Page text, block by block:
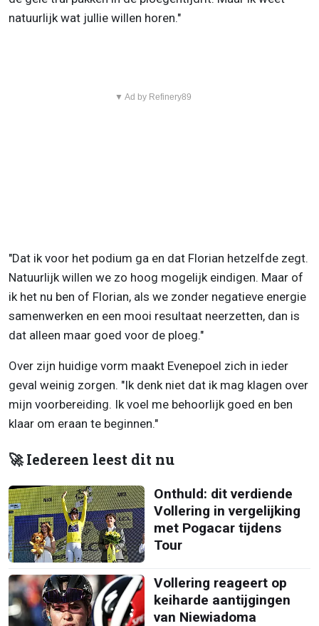
natuurlijk wat jullie willen horen."
▼ Ad by Refinery89
"Dat ik voor het podium ga en dat Florian hetzelfde zegt.
Natuurlijk willen we zo hoog mogelijk eindigen. Maar of
ik het nu ben of Florian, als we zonder negatieve energie
samenwerken en een mooi resultaat neerzetten, dan is
dat alleen maar goed voor de ploeg."
Over zijn huidige vorm maakt Evenepoel zich in ieder
geval weinig zorgen. "Ik denk niet dat ik mag klagen over
mijn voorbereiding. Ik voel me behoorlijk goed en ben
klaar om eraan te beginnen."
🚀 Iedereen leest dit nu
Onthuld: dit verdiende
Vollering in vergelijking
met Pogacar tijdens
Tour
Vollering reageert op
keiharde aantijgingen
van Niewiadoma